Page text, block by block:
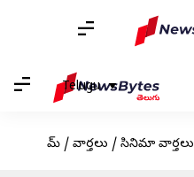
Telugu
హోమ్ / వార్తలు / సినిమా వార్తలు